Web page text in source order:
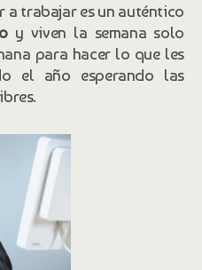
a trabajar es un auténtico
y viven la semana solo
para hacer lo que les
el año esperando las